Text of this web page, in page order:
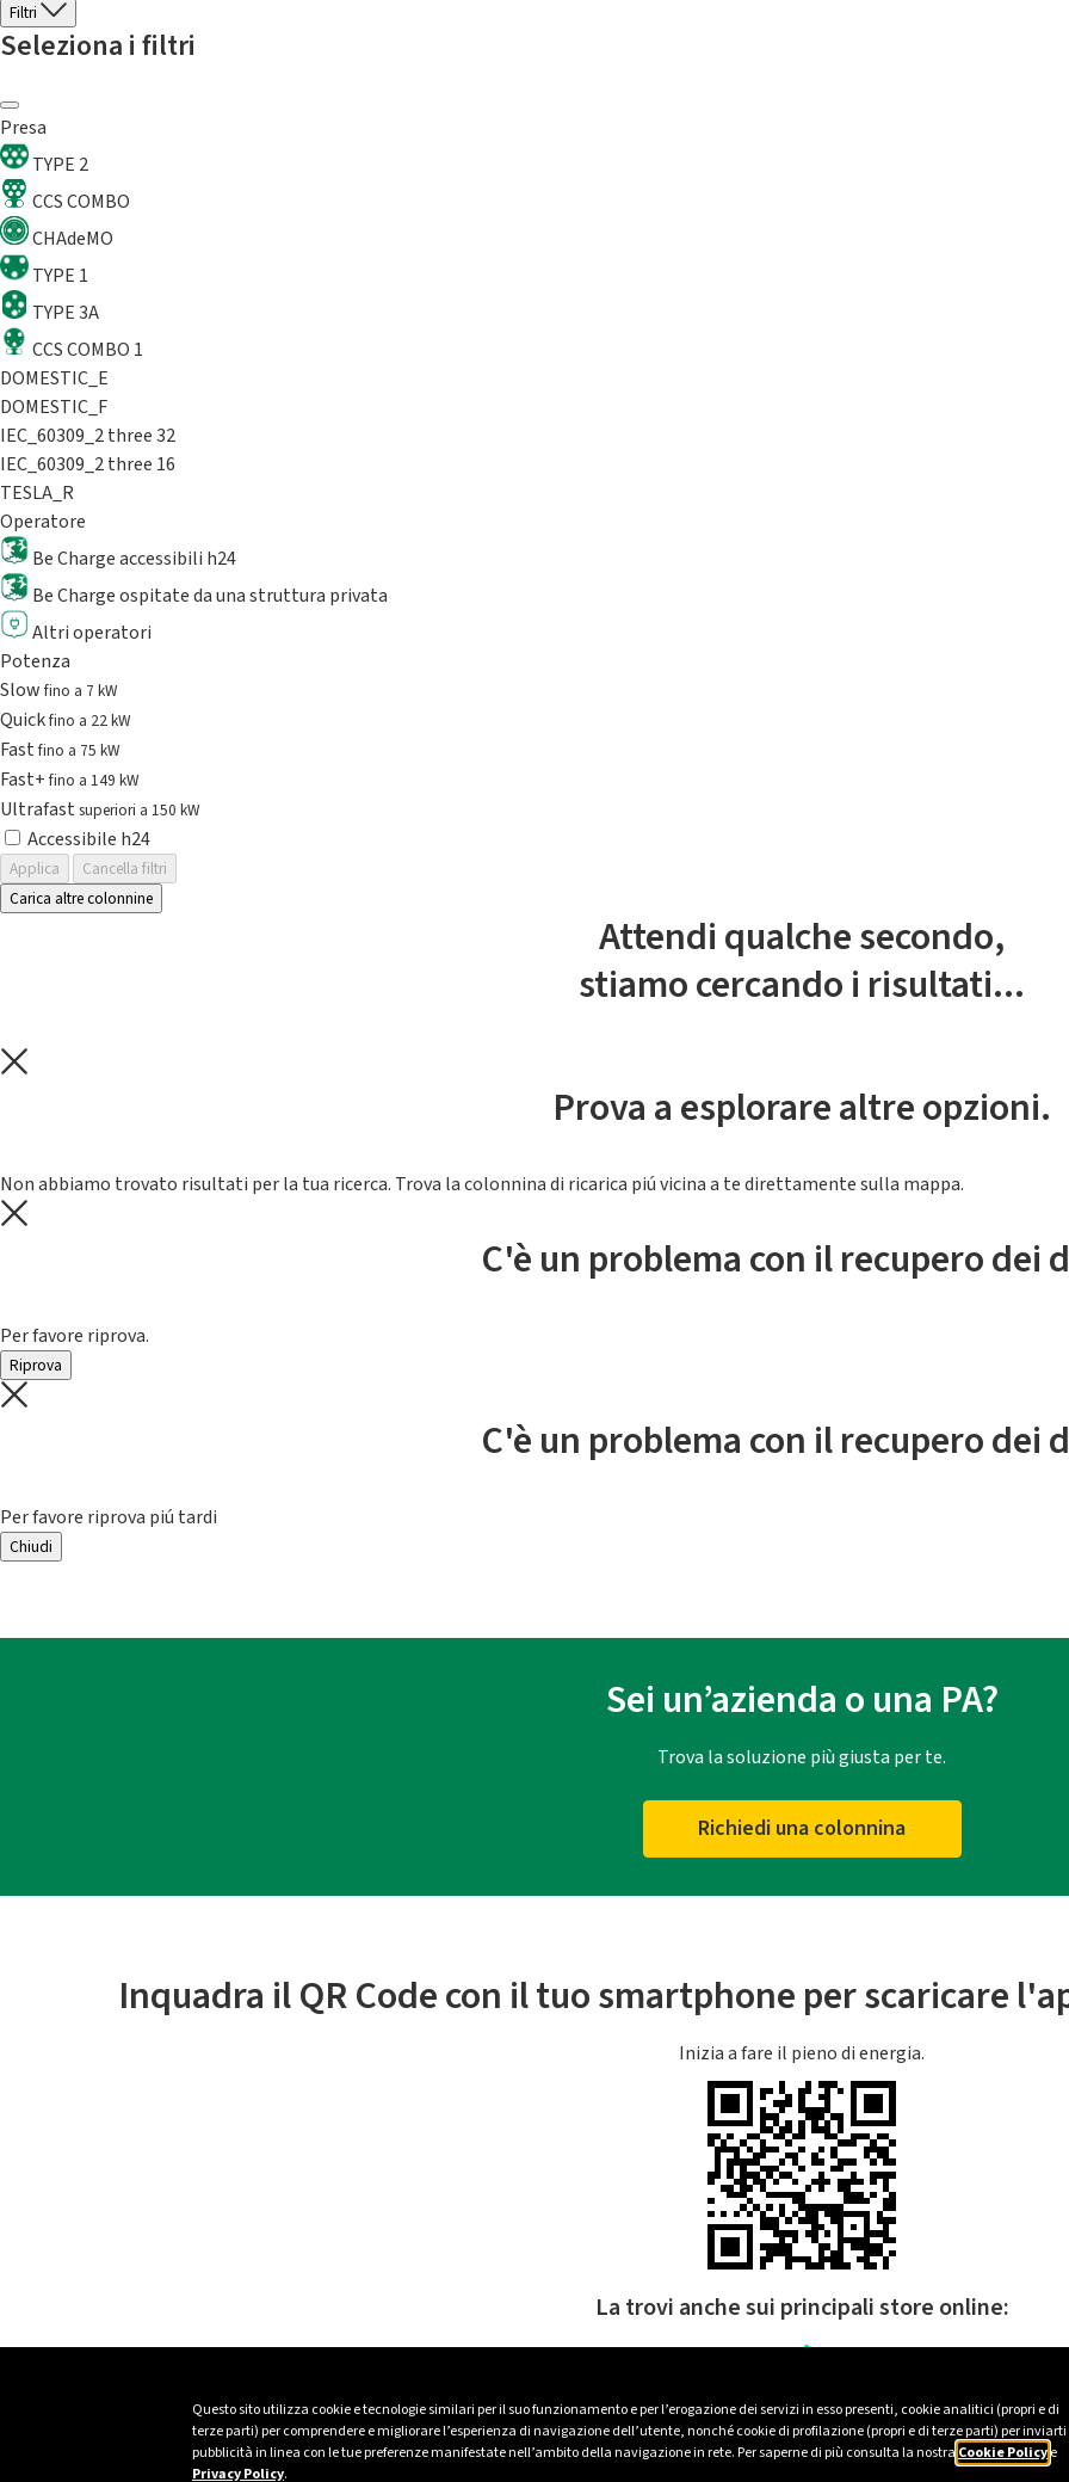
Questo sito utilizza cookie e tecnologie similari per il suo funzionamento e per l’erogazione dei servizi in esso presenti, cookie analitici (propri e di
terze parti) per comprendere e migliorare l’esperienza di navigazione dell’utente, nonché cookie di profilazione (propri e di terze parti) per inviarti
pubblicità in linea con le tue preferenze manifestate nell’ambito della navigazione in rete. Per saperne di più consulta la nostra Cookie Policye
Privacy Policy.
Filtri
Seleziona i filtri
Presa
TYPE 2
CCS COMBO
CHAdeMO
TYPE 1
TYPE 3A
CCS COMBO 1
DOMESTIC_E
DOMESTIC_F
IEC_60309_2 three 32
IEC_60309_2 three 16
TESLA_R
Operatore
Be Charge accessibili h24
Be Charge ospitate da una struttura privata
Altri operatori
Potenza
Slowfino a 7 kW
Quickfino a 22 kW
Fastfino a 75 kW
Fast+fino a 149 kW
Ultrafast superiori a 150 kW
Accessibile h24
Applica
Cancella filtri
Carica altre colonnine
Attendi qualche secondo,
stiamo cercando i risultati...
Prova a esplorare altre opzioni.
Non abbiamo trovato risultati per la tua ricerca. Trova la colonnina di ricarica piú vicina a te direttamente sulla mappa.
C'è un problema con il recupero dei
Per favore riprova.
Riprova
C'è un problema con il recupero dei
Per favore riprova piú tardi
Chiudi
Sei un’azienda o una PA?
Trova la soluzione più giusta per te.
Richiedi una colonnina
Inquadra il QR Code con il tuo smartphone per scaricare
Inizia a fare il pieno di energia.
La trovi anche sui principali store online: